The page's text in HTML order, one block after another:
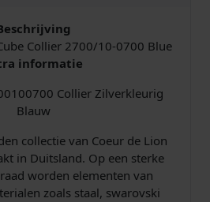
Collier 2700/10-0700 Blue
informatie
Collier Zilverkleurig
Blauw
collectie van Coeur de Lion
in Duitsland. Op een sterke
worden elementen van
zoals staal, swarovski